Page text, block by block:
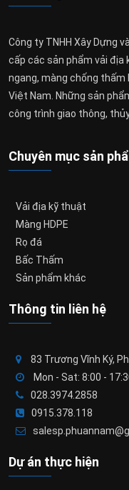
Công ty TNHH Xây Dựng
cấp các sản phẩm vải
ngang, màng chống thấm
Việt Nam. Những sản
công trình giao thông,
Chuyên mục sản
Vải địa kỹ thuật
Màng HDPE
Rọ đá
Bấc Thấm
Sản phẩm khác
Thông tin liên hệ
83 Trương Vĩnh Ký,
Mon - Sat: 8:00 -
028.3974.2858
0915.378.118
Dự án thực hiện